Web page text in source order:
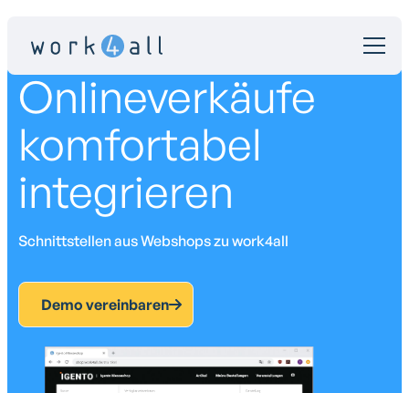
Onlineverkäufe
komfortabel
integrieren
Schnittstellen aus Webshops zu work4all
Demo vereinbaren